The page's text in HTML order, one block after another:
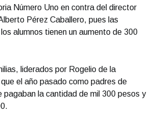
Número Uno en contra del director
Pérez Caballero, pues las
alumnos tienen un aumento de 300
liderados por Rogelio de la
el año pasado como padres de
pagaban la cantidad de mil 300 pesos y